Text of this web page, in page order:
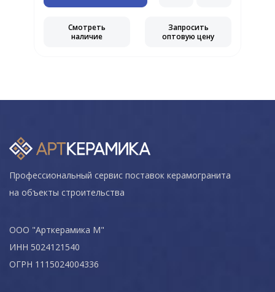
Смотреть
наличие
Запросить
оптовую цену
Профессиональный сервис поставок керамогранита
на объекты строительства
ООО "Арткерамика М"
ИНН 5024121540
ОГРН 1115024004336